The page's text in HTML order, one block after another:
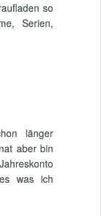
so
Serien,
länger
aber bin
was ich